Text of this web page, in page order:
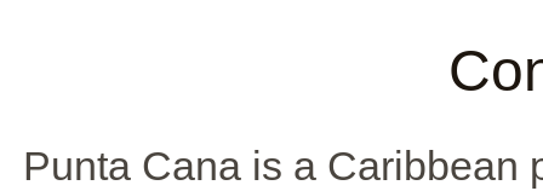
Punta Cana is a Caribbean